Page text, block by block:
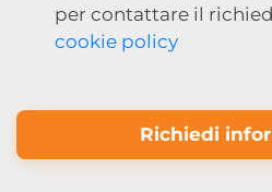
per contattare il
cookie policy
Richiedi